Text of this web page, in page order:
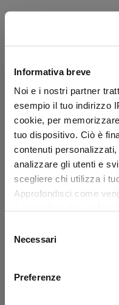
Informativa breve
Noi e i nostri partner
esempio il tuo indirizzo
cookie, per
tuo dispositivo. Ciò è
contenuti
analizzare gli utenti e
scegliere chi utilizza i
Approfondisci come
momento dalla
delNecessari
Preferenze
Application error: a client-
browser